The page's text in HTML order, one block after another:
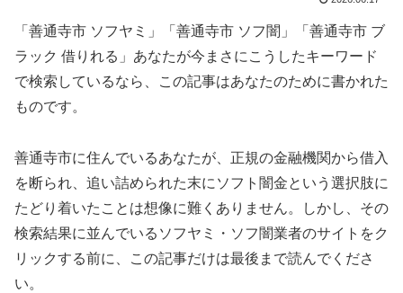
「善通寺市 ソフヤミ」「善通寺市 ソフ闇」「善通寺市 ブ
ラック 借りれる」あなたが今まさにこうしたキーワード
で検索しているなら、この記事はあなたのために書かれた
ものです。
善通寺市に住んでいるあなたが、正規の金融機関から借入
を断られ、追い詰められた末にソフト闇金という選択肢に
たどり着いたことは想像に難くありません。しかし、その
検索結果に並んでいるソフヤミ・ソフ闇業者のサイトをク
リックする前に、この記事だけは最後まで読んでくださ
い。